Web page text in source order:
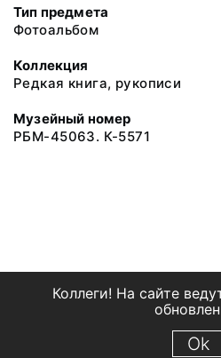
Тип предмета
Фотоальбом
Коллекция
Редкая книга, рукописи
Музейный номер
РБМ-45063. К-5571
Коллеги! На сайте
Ok